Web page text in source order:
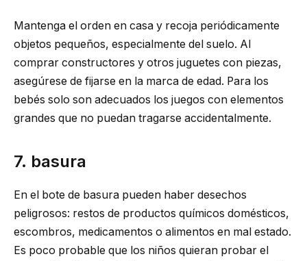
Mantenga el orden en casa y recoja periódicamente
objetos pequeños, especialmente del suelo. Al
comprar constructores y otros juguetes con piezas,
asegúrese de fijarse en la marca de edad. Para los
bebés solo son adecuados los juegos con elementos
grandes que no puedan tragarse accidentalmente.
7. basura
En el bote de basura pueden haber desechos
peligrosos: restos de productos químicos domésticos,
escombros, medicamentos o alimentos en mal estado.
Es poco probable que los niños quieran probar el